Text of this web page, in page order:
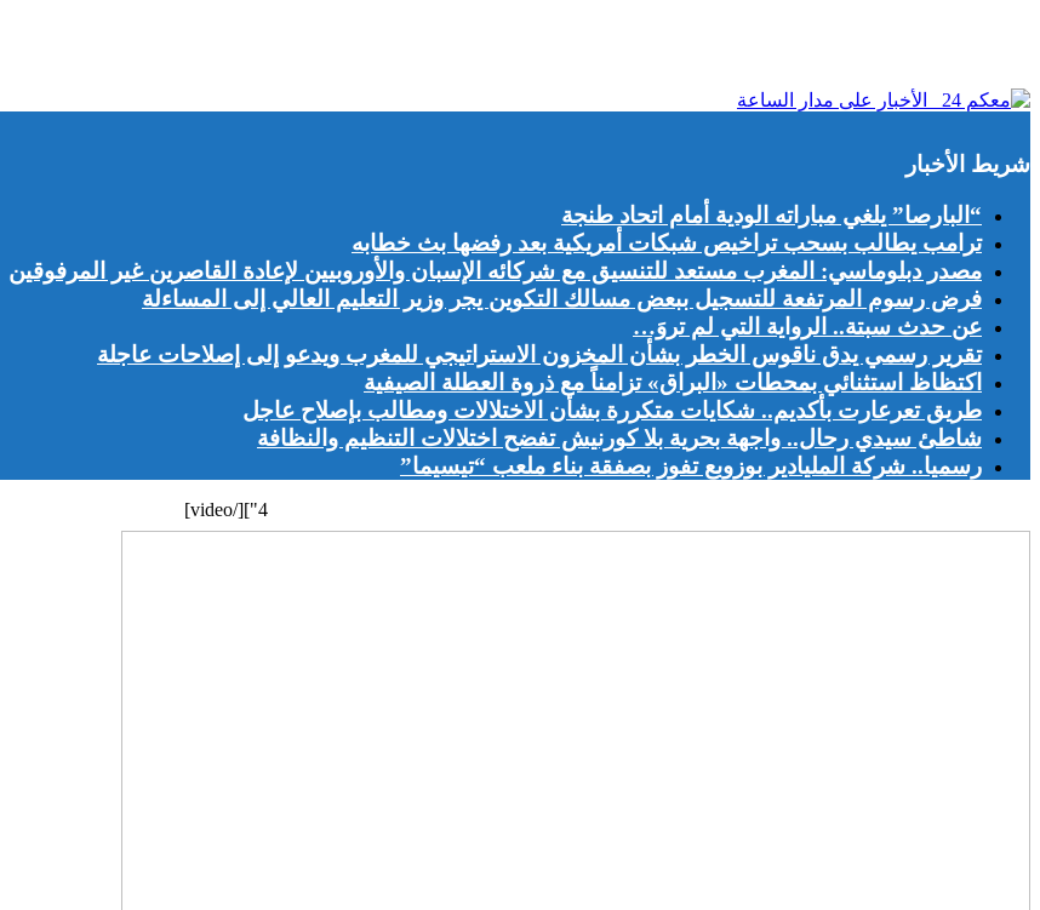
شريط الأخبار
“البارصا” يلغي مباراته الودية أمام اتحاد طنجة
ترامب يطالب بسحب تراخيص شبكات أمريكية بعد رفضها بث خطابه
مصدر دبلوماسي: المغرب مستعد للتنسيق مع شركائه الإسبان والأوروبيين لإعادة القاصرين غير المرفوقين
فرض رسوم المرتفعة للتسجيل ببعض مسالك التكوين يجر وزير التعليم العالي إلى المساءلة
عن حدث سبتة.. الرواية التي لم تروَ…
تقرير رسمي يدق ناقوس الخطر بشأن المخزون الاستراتيجي للمغرب ويدعو إلى إصلاحات عاجلة
اكتظاظ استثنائي بمحطات «البراق» تزامناً مع ذروة العطلة الصيفية
طريق تعرعارت بأكديم.. شكايات متكررة بشأن الاختلالات ومطالب بإصلاح عاجل
شاطئ سيدي رحال.. واجهة بحرية بلا كورنيش تفضح اختلالات التنظيم والنظافة
رسميا.. شركة المليادير بوزوبع تفوز بصفقة بناء ملعب “تيسيما”
4"][/video]